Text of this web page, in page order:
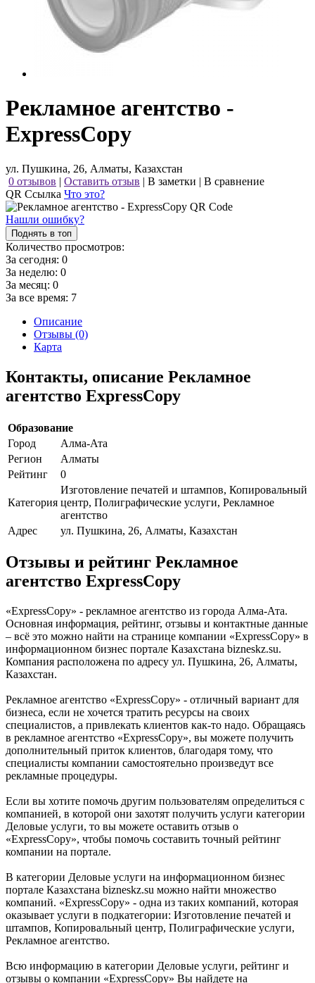
Рекламное агентство -
ExpressCopy
ул. Пушкина, 26, Алматы, Казахстан
0 отзывов | Оставить отзыв | В заметки | В сравнение
QR Ссылка Что это?
Нашли ошибку?
Поднять в топ
Количество просмотров:
За сегодня: 0
За неделю: 0
За месяц: 0
За все время: 7
Описание
Отзывы (0)
Карта
Контакты, описание Рекламное
агентство ExpressCopy
Образование
Город
Алма-Ата
Регион
Алматы
Рейтинг
0
Категория
Изготовление печатей и штампов, Копировальный
центр, Полиграфические услуги, Рекламное
агентство
Адрес
ул. Пушкина, 26, Алматы, Казахстан
Отзывы и рейтинг Рекламное
агентство ExpressCopy
«ExpressCopy» - рекламное агентство из города Алма-Ата.
Основная информация, рейтинг, отзывы и контактные данные
– всё это можно найти на странице компании «ExpressCopy» в
информационном бизнес портале Казахстана bizneskz.su.
Компания расположена по адресу ул. Пушкина, 26, Алматы,
Казахстан.
Рекламное агентство «ExpressCopy» - отличный вариант для
бизнеса, если не хочется тратить ресурсы на своих
специалистов, а привлекать клиентов как-то надо. Обращаясь
в рекламное агентство «ExpressCopy», вы можете получить
дополнительный приток клиентов, благодаря тому, что
специалисты компании самостоятельно произведут все
рекламные процедуры.
Если вы хотите помочь другим пользователям определиться с
компанией, в которой они захотят получить услуги категории
Деловые услуги, то вы можете оставить отзыв о
«ExpressCopy», чтобы помочь составить точный рейтинг
компании на портале.
В категории Деловые услуги на информационном бизнес
портале Казахстана bizneskz.su можно найти множество
компаний. «ExpressCopy» - одна из таких компаний, которая
оказывает услуги в подкатегории: Изготовление печатей и
штампов, Копировальный центр, Полиграфические услуги,
Рекламное агентство.
Всю информацию в категории Деловые услуги, рейтинг и
отзывы о компании «ExpressCopy» Вы найдете на